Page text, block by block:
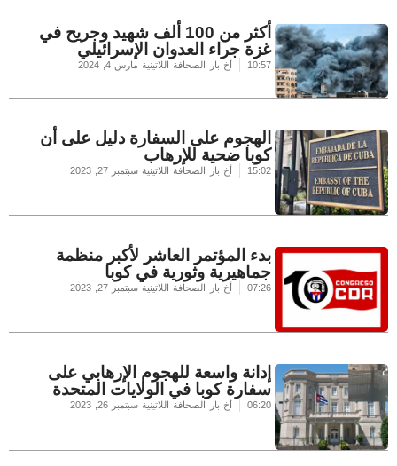
أكثر من 100 ألف شهيد وجريح في
غزة جراء العدوان الإسرائيلي
10:57 أخ بار الصحافة اللاتينية مارس 4, 2024
الهجوم على السفارة دليل على أن
كوبا ضحية للإرهاب
15:02 أخ بار الصحافة اللاتينية سبتمبر 27, 2023
بدء المؤتمر العاشر لأكبر منظمة
جماهيرية وثورية في كوبا
07:26 أخ بار الصحافة اللاتينية سبتمبر 27, 2023
إدانة واسعة للهجوم الإرهابي على
سفارة كوبا في الولايات المتحدة
06:20 أخ بار الصحافة اللاتينية سبتمبر 26, 2023